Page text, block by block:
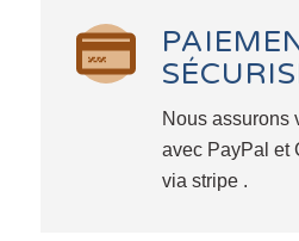
Nous assurons
avec PayPal et
via stripe .